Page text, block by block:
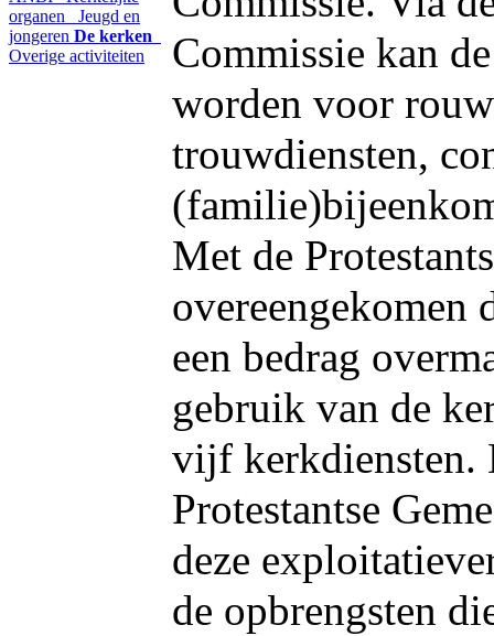
organen
Jeugd en
jongeren De kerken
Overige activiteiten
Commissie kan
worden voor
trouwdiensten,
Met de
overeengekomen
een bedrag
gebruik van de
vijf kerkdiensten.
Protestantse
deze
de opbrengsten